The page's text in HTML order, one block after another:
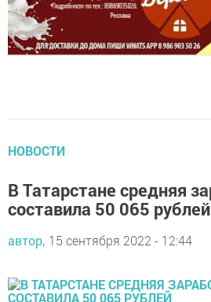
составила 50 065 рублей
15 сентября 2022 - 12:44